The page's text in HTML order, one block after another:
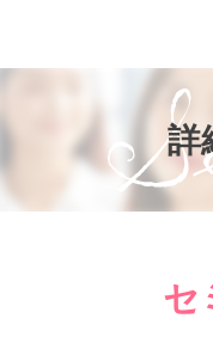
子供
詳
セ